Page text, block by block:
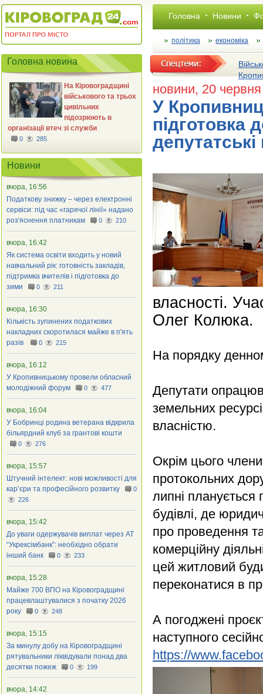
Головна Новини
політика економіка
новини, 20
У
підготовка
депутатські
власності.
Олег Колюка.
На порядку
Депутати
земельних
власністю.
Окрім цього
протокольних
липні планується
будівлі, де
про проведення
комерційну
цей житловий
переконатися в
А погоджені
наступного
https://
Головна новина
На Кіровоградщині
військового та трьох
цивільних
підозрюють в
організації втеч зі служби
0 285
Новини
вчора, 16:56
Податкову знижку – через електронні
сервіси: під час «гарячої лінії» надано
роз'яснення платникам
0 210
вчора, 16:42
Як система освіти входить у новий
навчальний рік: готовність закладів,
підтримка вчителів і підготовка до
зими
0 211
вчора, 16:30
Кількість зупинених податкових
накладних скоротилася майже в п'ять
разів
0 215
вчора, 16:12
У Кропивницькому провели обласний
молодіжний форум
0 477
вчора, 16:04
У Бобринці родина ветерана відкрила
більярдний клуб за грантові кошти
0 276
вчора, 15:57
Штучний інтелект: нові можливості для
кар’єри та професійного розвитку
0
226
вчора, 15:42
До уваги одержувачів виплат через АТ
“Укрексімбанк”: необхідно обрати
інший банк
0 233
вчора, 15:28
Майже 700 ВПО на Кіровоградщині
працевлаштувалися з початку 2026
року
0 248
вчора, 15:15
За минулу добу на Кіровоградщині
рятувальники ліквідували понад два
десятки пожеж
0 199
вчора, 14:42